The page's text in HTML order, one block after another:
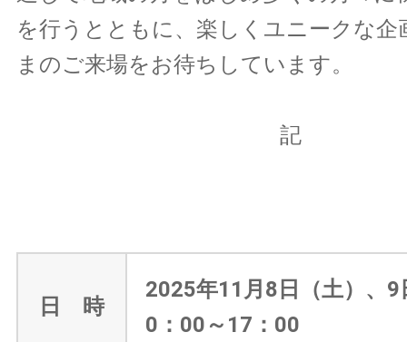
を行うとともに、楽しくユニークな企
まのご来場をお待ちしています。
記
日 時
2025年11月8日（土）、
0：00～17：00